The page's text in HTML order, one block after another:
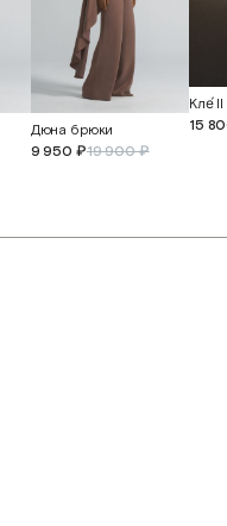
Дюна брюки
9 950 ₽19 900 ₽
Кле́
15